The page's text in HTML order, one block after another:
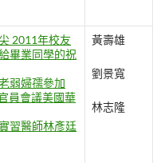
2011年校友
畢業同學的祝
弱婦孺參加
員會議美國華
習醫師林彥廷
黃壽雄
劉景寬
林志隆